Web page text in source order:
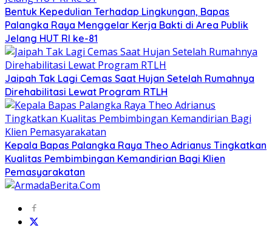
Bentuk Kepedulian Terhadap Lingkungan, Bapas
Palangka Raya Menggelar Kerja Bakti di Area Publik
Jelang HUT RI ke-81
Jaipah Tak Lagi Cemas Saat Hujan Setelah Rumahnya
Direhabilitasi Lewat Program RTLH
Kepala Bapas Palangka Raya Theo Adrianus Tingkatkan
Kualitas Pembimbingan Kemandirian Bagi Klien
Pemasyarakatan